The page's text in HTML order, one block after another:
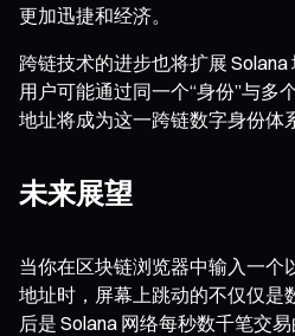
更加迅捷和经济。
跨链技术的进步也将扩展 Solana
用户可能通过同一个“身份”与多
地址将成为这一跨链数字身份体
未来展望
当你在区块链浏览器中输入一个
地址时，屏幕上跳动的不仅仅是
后是 Solana 网络每秒数千笔交